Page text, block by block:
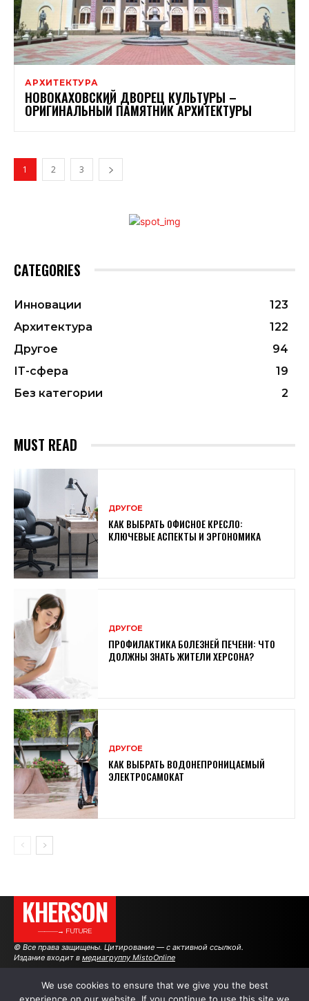
АРХИТЕКТУРА
НОВОКАХОВСКИЙ ДВОРЕЦ КУЛЬТУРЫ –
ОРИГИНАЛЬНЫЙ ПАМЯТНИК АРХИТЕКТУРЫ
1 2 3
CATEGORIES
Инновации
123
Архитектура
122
Другое
94
ІТ-сфера
19
Без категории
2
MUST READ
ДРУГОЕ
КАК ВЫБРАТЬ ОФИСНОЕ КРЕСЛО:
КЛЮЧЕВЫЕ АСПЕКТЫ И ЭРГОНОМИКА
ДРУГОЕ
ПРОФИЛАКТИКА БОЛЕЗНЕЙ ПЕЧЕНИ: ЧТО
ДОЛЖНЫ ЗНАТЬ ЖИТЕЛИ ХЕРСОНА?
ДРУГОЕ
КАК ВЫБРАТЬ ВОДОНЕПРОНИЦАЕМЫЙ
ЭЛЕКТРОСАМОКАТ
KHERSON
———→ FUTURE
© Все права защищены. Цитирование — с активной ссылкой.
Издание входит в медиагруппу MistoOnline
АВТОРЫ РЕКЛАМА НА САЙТЕ
We use cookies to ensure that we give you the best